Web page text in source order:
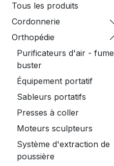
Tous les produits
Cordonnerie
Orthopédie
Purificateurs d'air - fume
buster
Équipement portatif
Sableurs portatifs
Presses à coller
Moteurs sculpteurs
Système d'extraction de
poussière